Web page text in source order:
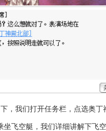
，我们打开任务栏，点选奥
飞空艇，我们详细讲解下飞空